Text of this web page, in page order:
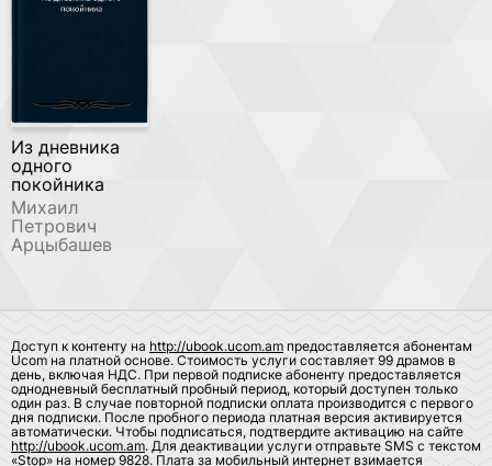
Из дневника
одного
покойника
Михаил
Петрович
Арцыбашев
Доступ к контенту на http://ubook.ucom.am предоставляется абонентам
Ucom на платной основе. Стоимость услуги составляет 99 драмов в
день, включая НДС. При первой подписке абоненту предоставляется
однодневный бесплатный пробный период, который доступен только
один раз. В случае повторной подписки оплата производится с первого
дня подписки. После пробного периода платная версия активируется
автоматически. Чтобы подписаться, подтвердите активацию на сайте
http://ubook.ucom.am. Для деактивации услуги отправьте SMS с текстом
«Stop» на номер 9828. Плата за мобильный интернет взимается